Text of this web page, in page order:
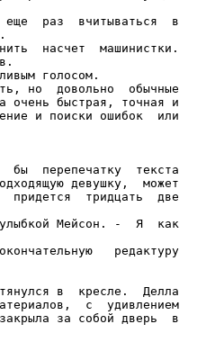
раз  вчитываться  в
насчет  машинистки.
голосом.
но  довольно  обычные
очень быстрая, точная и
и поиски ошибок  или
бы  перепечатку  текста
девушку,  может
придется  тридцать  две
Мейсон. -  Я  как
редактуру
в  кресле.  Делла
с  удивлением
за собой дверь  в